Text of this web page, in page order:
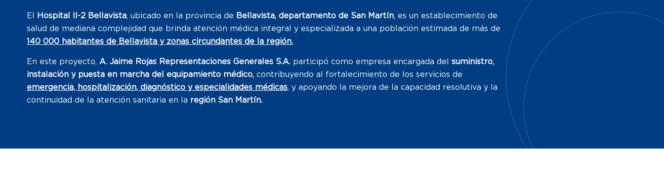
El Hospital II-2 Bellavista, ubicado en la provincia de Bellavista, departamento de San Martín, es un establecimiento de
salud de mediana complejidad que brinda atención médica integral y especializada a una población estimada de más de
140 000 habitantes de Bellavista y zonas circundantes de la región.
En este proyecto, A. Jaime Rojas Representaciones Generales S.A. participó como empresa encargada del
suministro,
instalación y puesta en marcha del equipamiento médico, contribuyendo al fortalecimiento de los servicios de
emergencia, hospitalización, diagnóstico y especialidades médicas, y apoyando la mejora de la capacidad resolutiva y la
continuidad de la atención sanitaria en la región San Martín.